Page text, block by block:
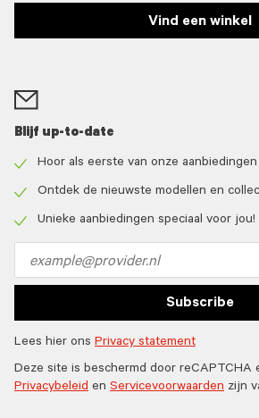
Vind een winkel
Blijf up-to-date
icon
Hoor als eerste van onze aanbiedingen
icon
Ontdek de nieuwste modellen en
Unieke aanbiedingen speciaal voor jou!
address
Subscribe
Lees hier ons Privacy statement
Deze site is beschermd door reCAPTCHA
Privacybeleid en Servicevoorwaarden zijn